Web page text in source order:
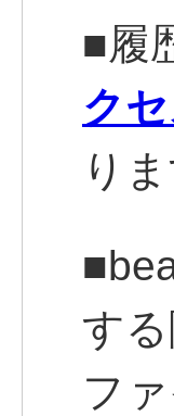
■履
ク
りま
す
フ